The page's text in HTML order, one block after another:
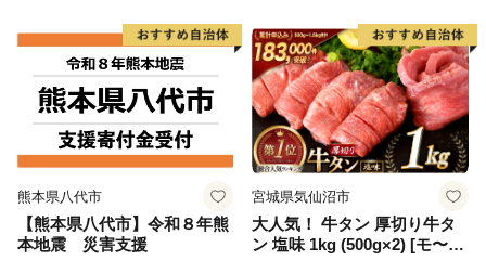
介
熊本県八代市
【熊本県八代市】令和８年熊
本地震 災害支援
宮城県気仙沼市
大人気！ 牛タン 厚切り牛タ
ン 塩味 1kg (500g×2) [モ〜ラ